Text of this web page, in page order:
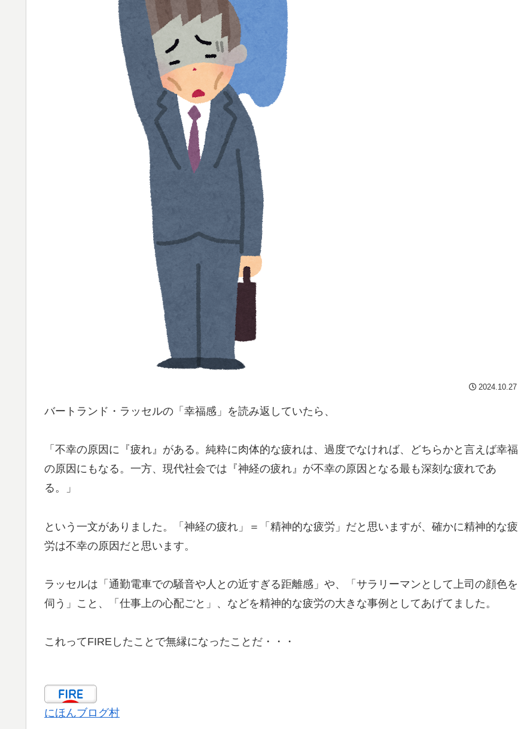
2024.10.27
バートランド・ラッセルの「幸福感」を読み返していたら、
「不幸の原因に『疲れ』がある。純粋に肉体的な疲れは、過度でなければ、どちらかと言えば幸福
の原因にもなる。一方、現代社会では『神経の疲れ』が不幸の原因となる最も深刻な疲れであ
る。」
という一文がありました。「神経の疲れ」＝「精神的な疲労」だと思いますが、確かに精神的な疲
労は不幸の原因だと思います。
ラッセルは「通勤電車での騒音や人との近すぎる距離感」や、「サラリーマンとして上司の顔色を
伺う」こと、「仕事上の心配ごと」、などを精神的な疲労の大きな事例としてあげてました。
これってFIREしたことで無縁になったことだ・・・
にほんブログ村